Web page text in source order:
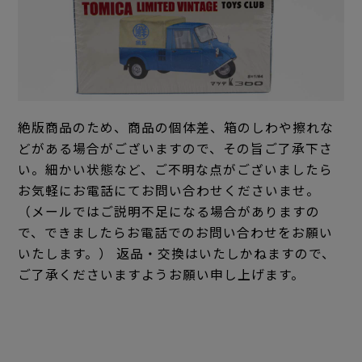
絶版商品のため、商品の個体差、箱のしわや擦れな
どがある場合がございますので、その旨ご了承下さ
い。細かい状態など、ご不明な点がございましたら
お気軽にお電話にてお問い合わせくださいませ。
（メールではご説明不足になる場合がありますの
で、できましたらお電話でのお問い合わせをお願い
いたします。） 返品・交換はいたしかねますので、
ご了承くださいますようお願い申し上げます。